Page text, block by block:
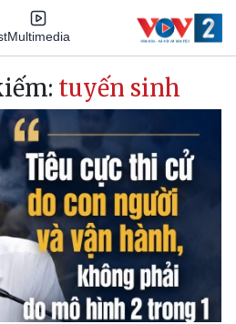
Multimedia
tuyến sinh